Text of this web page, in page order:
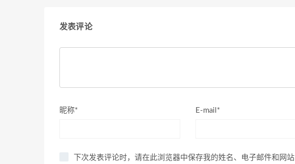
发表评论
昵称* E-mail*
下次发表评论时，请在此浏览器中保存我的姓名、电子邮件和网站